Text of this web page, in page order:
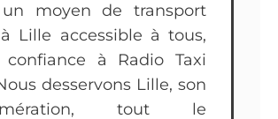
moyen de transport
Lille accessible à tous,
confiance à Radio Taxi
desservons Lille, son
tout le